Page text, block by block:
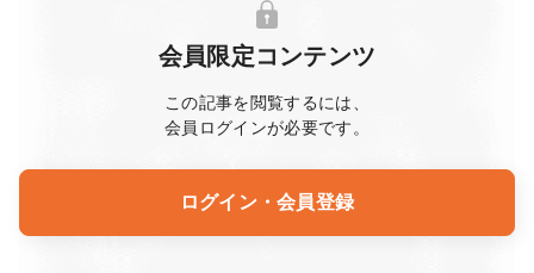
会員限定コンテンツ
この記事を閲覧するには、
会員ログインが必要です。
ログイン・会員登録